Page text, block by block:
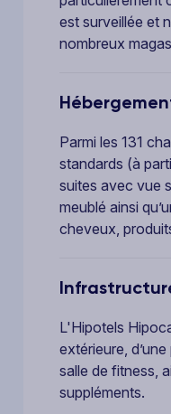
est surveillée et
nombreux
Parmi les 131
standards (à
suites avec vue
meublé ainsi
cheveux,
L'Hipotels
extérieure,
salle de fitness,
suppléments.